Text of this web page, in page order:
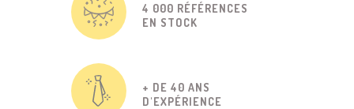
4 000 RÉFÉRENCES
EN STOCK
+ DE 40 ANS
D'EXPÉRIENCE